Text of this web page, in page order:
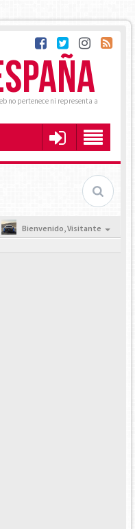
no pertenece ni representa a
Bienvenido,Visitante